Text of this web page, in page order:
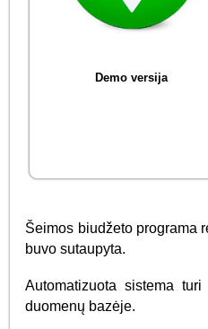
Demo versija
Šeimos biudžeto programa
buvo sutaupyta.
Automatizuota sistema
duomenų bazėje.